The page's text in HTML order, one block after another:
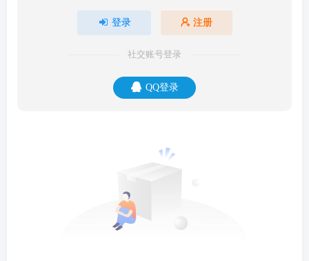
登录 注册
社交账号登录
QQ登录